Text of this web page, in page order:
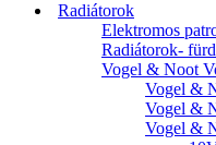
Radiátorok
Elektromos
Radiátorok-
Vogel & Noot
Vogel &
Vogel &
Vogel &